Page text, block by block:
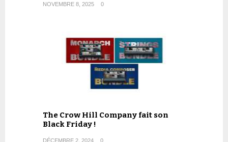
NOVEMBRE 8, 2025 0
The Crow Hill Company fait son
Black Friday !
DÉCEMBRE 2, 2024 0